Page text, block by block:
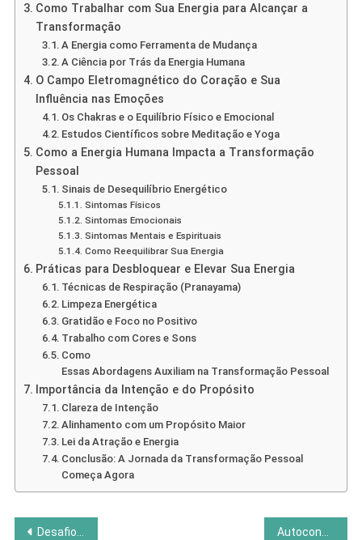
Como Trabalhar com Sua Energia para Alcançar a
Transformação
A Energia como Ferramenta de Mudança
A Ciência por Trás da Energia Humana
O Campo Eletromagnético do Coração e Sua
Influência nas Emoções
Os Chakras e o Equilíbrio Físico e Emocional
Estudos Científicos sobre Meditação e Yoga
Como a Energia Humana Impacta a Transformação
Pessoal
Sinais de Desequilíbrio Energético
Sintomas Físicos
Sintomas Emocionais
Sintomas Mentais e Espirituais
Como Reequilibrar Sua Energia
Práticas para Desbloquear e Elevar Sua Energia
Técnicas de Respiração (Pranayama)
Limpeza Energética
Gratidão e Foco no Positivo
Trabalho com Cores e Sons
Como
Essas Abordagens Auxiliam na Transformação Pessoal
Importância da Intenção e do Propósito
Clareza de Intenção
Alinhamento com um Propósito Maior
Lei da Atração e Energia
Conclusão: A Jornada da Transformação Pessoal
Começa Agora
Navegação
Desafios e Mitos das Terapias Holísticas: O Que Você Precisa Saber